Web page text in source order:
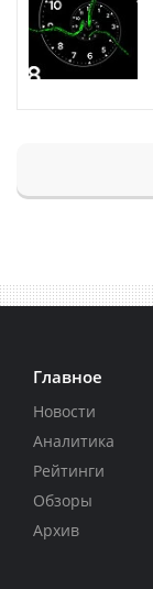
Главное
Новости
Аналитика
Рейтинги
Обзоры
Архив